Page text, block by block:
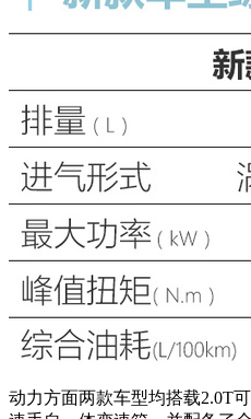
动力方面两款车型均搭载2.0T